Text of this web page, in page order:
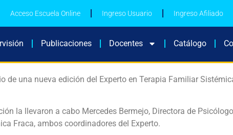
Acceso Escuela Online Ingreso Usuario Ingreso Afiliado
Publicaciones Docentes Catálogo
de una nueva edición del Experto en Terapia Familiar
la llevaron a cabo Mercedes Bermejo, Directora de
Fraca, ambos coordinadores del Experto.